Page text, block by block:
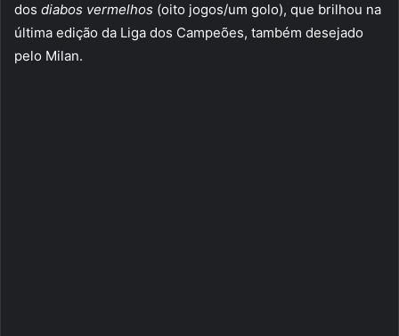
dos diabos vermelhos (oito jogos/um golo), que brilhou na
última edição da Liga dos Campeões, também desejado
pelo Milan.